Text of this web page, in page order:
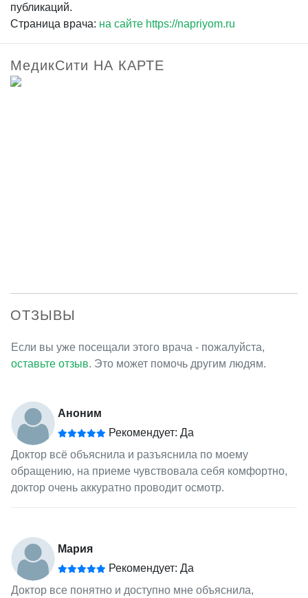
публикаций.
Страница врача: на сайте https://napriyom.ru
МедикСити НА КАРТЕ
ОТЗЫВЫ
Если вы уже посещали этого врача - пожалуйста,
оставьте отзыв. Это может помочь другим людям.
Аноним
Рекомендует: Да
Доктор всё объяснила и разъяснила по моему
обращению, на приеме чувствовала себя комфортно,
доктор очень аккуратно проводит осмотр.
Мария
Рекомендует: Да
Доктор все понятно и доступно мне объяснила,